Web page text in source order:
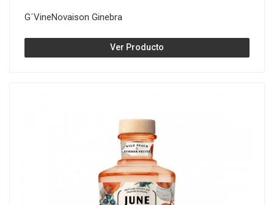
G´VineNovaison Ginebra
Ver Producto